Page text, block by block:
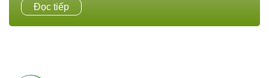
Trong các căn bếp Eat Clean hoặc những gia đình muốn
giảm dầu mỡ, dầu ăn dạng xịt đang trở thành lựa chọn rất
phổ biến. Không chỉ tiện lợi,...
Đọc tiếp